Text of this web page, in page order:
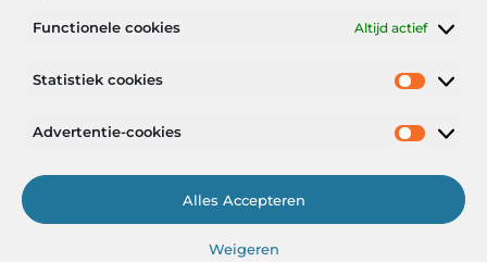
Functionele cookies Altijd actief
Statistiek cookies
Advertentie-cookies
Alles Accepteren
Weigeren
Het Portaal voor Inzichten en Inspiratie
Onze informatie